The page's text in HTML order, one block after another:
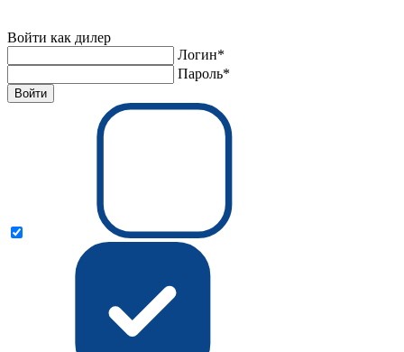
Войти как дилер
Логин*
Пароль*
Войти